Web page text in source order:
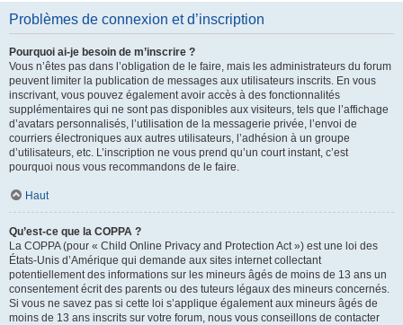
Problèmes de connexion et d’inscription
Pourquoi ai-je besoin de m’inscrire ?
Vous n’êtes pas dans l’obligation de le faire, mais les administrateurs du forum
peuvent limiter la publication de messages aux utilisateurs inscrits. En vous
inscrivant, vous pouvez également avoir accès à des fonctionnalités
supplémentaires qui ne sont pas disponibles aux visiteurs, tels que l’affichage
d’avatars personnalisés, l’utilisation de la messagerie privée, l’envoi de
courriers électroniques aux autres utilisateurs, l’adhésion à un groupe
d’utilisateurs, etc. L’inscription ne vous prend qu’un court instant, c’est
pourquoi nous vous recommandons de le faire.
Haut
Qu’est-ce que la COPPA ?
La COPPA (pour « Child Online Privacy and Protection Act ») est une loi des
États-Unis d’Amérique qui demande aux sites internet collectant
potentiellement des informations sur les mineurs âgés de moins de 13 ans un
consentement écrit des parents ou des tuteurs légaux des mineurs concernés.
Si vous ne savez pas si cette loi s’applique également aux mineurs âgés de
moins de 13 ans inscrits sur votre forum, nous vous conseillons de contacter